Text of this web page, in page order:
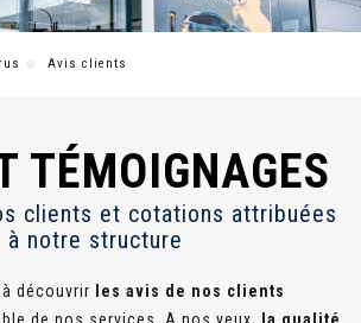
Avis clients
TÉMOIGNAGES
clients et cotations attribuées
à notre structure
découvrir
les avis de nos clients